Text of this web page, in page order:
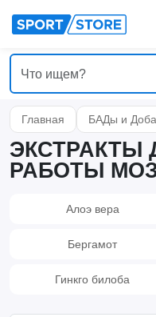
Главная БАДы и
ЭКСТРАКТЫ
РАБОТЫ
Алоэ вера
Бергамот
Гинкго билоба